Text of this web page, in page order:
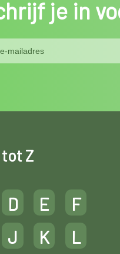
je in
Z
D E
F
J K
L